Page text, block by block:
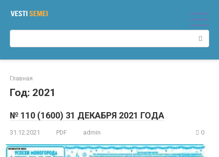
Главная
Год: 2021
№ 110 (1600) 31 ДЕКАБРЯ 2021 ГОДА
31.12.2021 PDF admin 0